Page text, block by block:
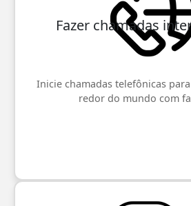
Fazer chamadas
Inicie chamadas telefônicas
redor do mundo com